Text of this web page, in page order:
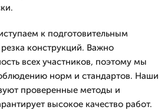
к подготовительным
конструкций. Важно
всех участников, поэтому мы
норм и стандартов. Наши
проверенные методы и
высокое качество работ.